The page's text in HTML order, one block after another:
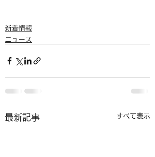
新着情報
ニュース
最新記事 すべて表示